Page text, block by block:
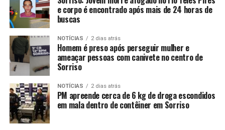
e corpo é encontrado após mais de 24 horas de
buscas
NOTÍCIAS 2 dias atrás
Homem é preso após perseguir mulher e
ameaçar pessoas com canivete no centro de
Sorriso
NOTÍCIAS 2 dias atrás
PM apreende cerca de 6 kg de droga escondidos
em mala dentro de contêiner em Sorriso